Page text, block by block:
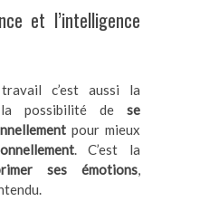
et l’intelligence
c’est aussi la
la possibilité de se
pour mieux
. C’est la
ses émotions,